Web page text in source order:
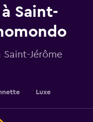
Saint-
Jérôme
Luxe